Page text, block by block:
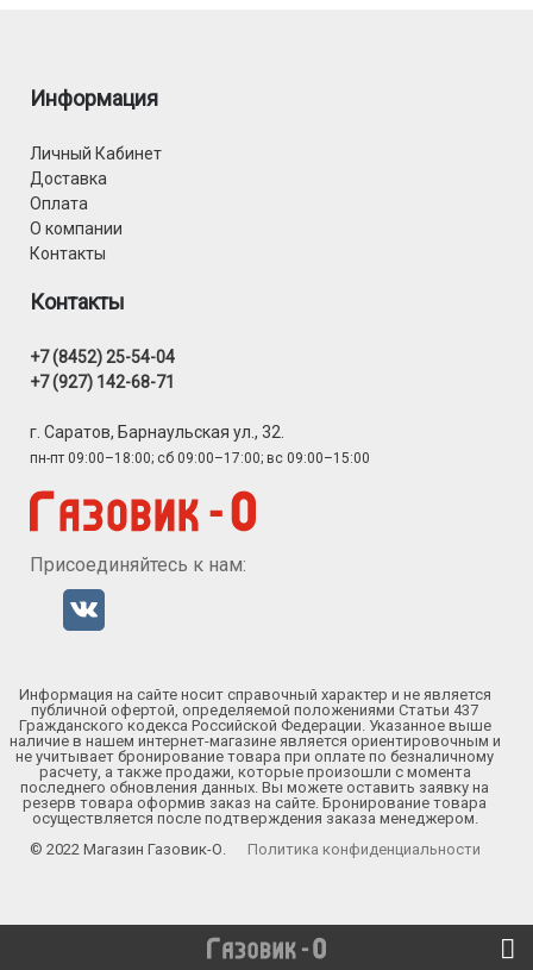
Информация
Личный Кабинет
Доставка
Оплата
О компании
Контакты
Контакты
+7 (8452) 25-54-04
+7 (927) 142-68-71
г. Саратов, Барнаульская ул., 32.
пн-пт 09:00–18:00; сб 09:00–17:00; вс 09:00–15:00
Присоединяйтесь к нам:
Информация на сайте носит справочный характер и не является
публичной офертой, определяемой положениями Статьи 437
Гражданского кодекса Российской Федерации. Указанное выше
наличие в нашем интернет-магазине является ориентировочным и
не учитывает бронирование товара при оплате по безналичному
расчету, а также продажи, которые произошли с момента
последнего обновления данных. Вы можете оставить заявку на
резерв товара оформив заказ на сайте. Бронирование товара
осуществляется после подтверждения заказа менеджером.
© 2022 Магазин Газовик-О.
Политика конфиденциальности